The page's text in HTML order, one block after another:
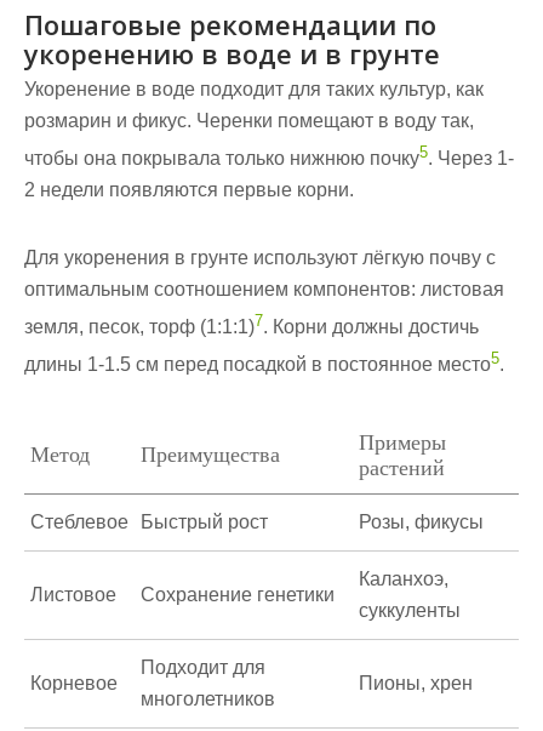
Пошаговые рекомендации по
укоренению в воде и в грунте
Укоренение в воде подходит для таких культур, как
розмарин и фикус. Черенки помещают в воду так,
чтобы она покрывала только нижнюю почку5. Через 1-
2 недели появляются первые корни.
Для укоренения в грунте используют лёгкую почву с
оптимальным соотношением компонентов: листовая
земля, песок, торф (1:1:1)7. Корни должны достичь
длины 1-1.5 см перед посадкой в постоянное место5.
Метод Преимущества
Примеры
растений
Стеблевое Быстрый рост Розы, фикусы
Листовое Сохранение генетики
Каланхоэ,
суккуленты
Корневое
Подходит для
многолетников
Пионы, хрен